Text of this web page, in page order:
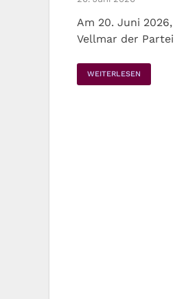
Am 20. Juni
Vellmar der
WEITERLESEN